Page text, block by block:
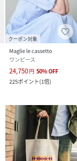
クーポン対象
Maglie le cassetto
ワンピース
24,750円 50%OFF
225ポイント(1倍)